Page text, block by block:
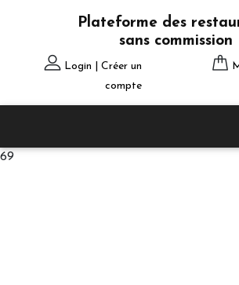
Plateforme des
sans commission
Login | Créer un
compte
69